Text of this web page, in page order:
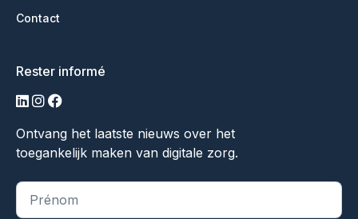
Contact
Rester informé
LinkedIn
Instagram
Facebook
Ontvang het laatste nieuws over het
toegankelijk maken van digitale zorg.
"*" indique les champs obligatoires